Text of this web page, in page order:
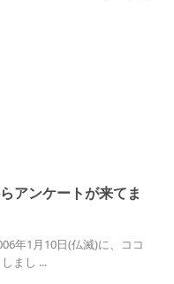
アンケートが来てま
年1月10日(仏滅)に、ココ
まし ...